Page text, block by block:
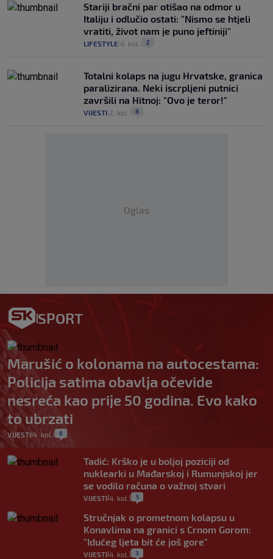
Stariji bračni par otišao na odmor u
Italiju i odlučio ostati: "Nismo se htjeli
vratiti, život nam je puno jeftiniji"
LIFESTYLE 4. kol. 2
Totalni kolaps na jugu Hrvatske, granica
paralizirana. Neki iscrpljeni putnici
završili na Hitnoj: "Ovo je teror!"
VIJESTI 2. kol. 8
Oglas
SPORT
Marušić o kolonama na autocestama:
Policija satima obavlja očevide
nesreća kao prije 50 godina. Evo kako
to ubrzati
VIJESTI 4. kol. 6
Tadić: Krško je u boljoj poziciji od
nuklearki u Mađarskoj i Rumunjskoj jer
se vodilo računa o važnoj stvari
VIJESTI 4. kol. 5
Stručnjak o prometnom kolapsu u
Konavlima na granici s Crnom Gorom:
"Idućeg ljeta bit će još gore"
VIJESTI 4. kol. 3